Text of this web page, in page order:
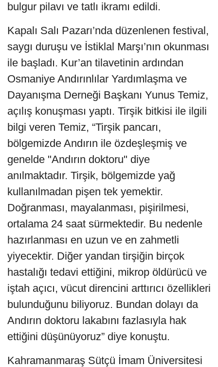
bulgur pilavı ve tatlı ikramı edildi.
Kapalı Salı Pazarı’nda düzenlenen festival,
saygı duruşu ve İstiklal Marşı’nın okunması
ile başladı. Kur’an tilavetinin ardından
Osmaniye Andırınlılar Yardımlaşma ve
Dayanışma Derneği Başkanı Yunus Temiz,
açılış konuşması yaptı. Tirşik bitkisi ile ilgili
bilgi veren Temiz, “Tirşik pancarı,
bölgemizde Andırın ile özdeşleşmiş ve
genelde "Andırın doktoru" diye
anılmaktadır. Tirşik, bölgemizde yağ
kullanılmadan pişen tek yemektir.
Doğranması, mayalanması, pişirilmesi,
ortalama 24 saat sürmektedir. Bu nedenle
hazırlanması en uzun ve en zahmetli
yiyecektir. Diğer yandan tirşiğin birçok
hastalığı tedavi ettiğini, mikrop öldürücü ve
iştah açıcı, vücut direncini arttırıcı özellikleri
bulunduğunu biliyoruz. Bundan dolayı da
Andırın doktoru lakabını fazlasıyla hak
ettiğini düşünüyoruz” diye konuştu.
Kahramanmaraş Sütçü İmam Üniversitesi